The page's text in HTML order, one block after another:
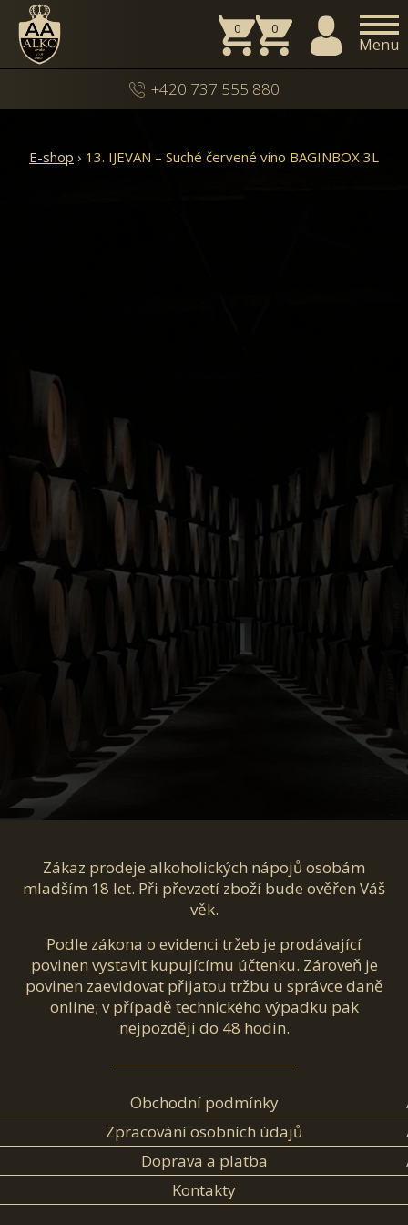
0
0
Menu
+420 737 555 880
E-shop › 13. IJEVAN – Suché červené víno BAGINBOX 3L
Zákaz prodeje alkoholických nápojů osobám
mladším 18 let. Při převzetí zboží bude ověřen Váš
věk.
Podle zákona o evidenci tržeb je prodávající
povinen vystavit kupujícímu účtenku. Zároveň je
povinen zaevidovat přijatou tržbu u správce daně
online; v případě technického výpadku pak
nejpozději do 48 hodin.
Obchodní podmínky
Zpracování osobních údajů
Doprava a platba
Kontakty